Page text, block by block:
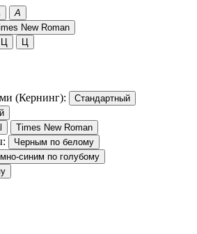
A
New Roman
Ц Ц
(Кернинг):
Стандартный
Times New Roman
Черным по белому
синим по голубому